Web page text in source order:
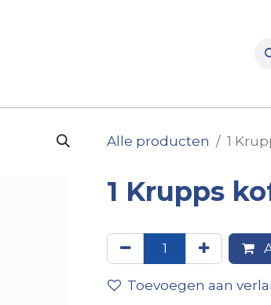
Alle producten 1
1 Krupps
Toevoegen aan